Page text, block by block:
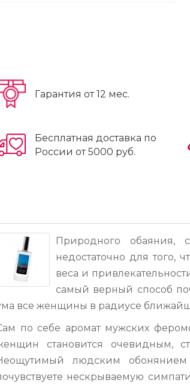
Гарантия от 12 мес.
Бесплатная доставка по
России от 5000 руб.
Природного обаяния,
недостаточно для того,
веса и
самый верный способ
все женщины в радиусе
по себе аромат мужских
становится очевидным,
людским
нескрываемую